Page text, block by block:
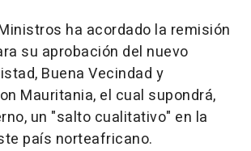
ha acordado la remisión
su aprobación del nuevo
Buena Vecindad y
Mauritania, el cual supondrá,
un "salto cualitativo" en la
país norteafricano.